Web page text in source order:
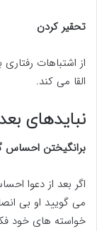
تحقیر کردن
از اشتباهات
القا می کند.
نبایدهای
برانگیختن احساس
اگر بعد از دعوا
می گویید او بی
خواسته های خود